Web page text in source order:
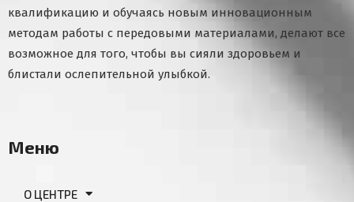
квалификацию и обучаясь новым инновационным
методам работы с передовыми материалами, делают все
возможное для того, чтобы вы сияли здоровьем и
блистали ослепительной улыбкой.
Меню
О ЦЕНТРЕ